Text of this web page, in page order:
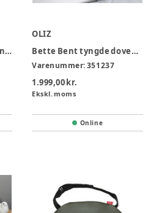
Store Bent tyngde dovendyr 4 kg
OLIZ
Bette Bent tyngde dovendyr 3 kg
Varenummer:351237
1.999,00 kr.
Ekskl. moms
Online